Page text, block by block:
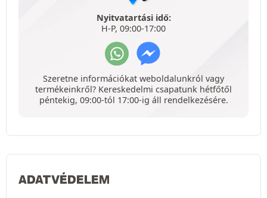
Nyitvatartási idő:
H-P, 09:00-17:00
Szeretne információkat weboldalunkról vagy
termékeinkről? Kereskedelmi csapatunk hétfőtől
péntekig, 09:00-tól 17:00-ig áll rendelkezésére.
ADATVÉDELEM